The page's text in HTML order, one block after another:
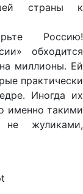
страны к
Россию!
обходится
миллионы. Ей
практически
Иногда их
именно такими
не жуликами,